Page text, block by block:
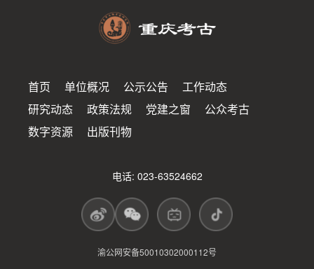
首页 单位概况 公示公告
工作动态
研究动态
政策法规 党建之窗
公众考古
数字资源
出版刊物
电话: 023-63524662
渝公网安备50010302000112号